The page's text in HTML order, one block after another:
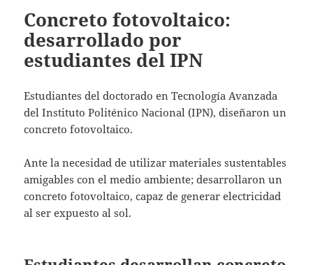
Concreto fotovoltaico:
desarrollado por
estudiantes del IPN
Estudiantes del doctorado en Tecnología Avanzada
del Instituto Politénico Nacional (IPN), diseñaron un
concreto fotovoltaico.
Ante la necesidad de utilizar materiales sustentables
amigables con el medio ambiente; desarrollaron un
concreto fotovoltaico, capaz de generar electricidad
al ser expuesto al sol.